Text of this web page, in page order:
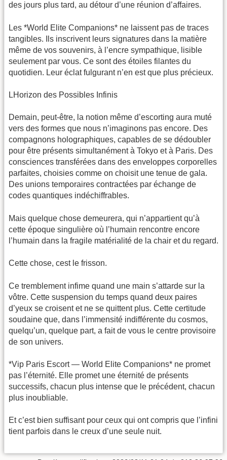
des jours plus tard, au détour d’une réunion d’affaires.
Les *World Elite Companions* ne laissent pas de traces
tangibles. Ils inscrivent leurs signatures dans la matière
même de vos souvenirs, à l’encre sympathique, lisible
seulement par vous. Ce sont des étoiles filantes du
quotidien. Leur éclat fulgurant n’en est que plus précieux.
LHorizon des Possibles Infinis
Demain, peut-être, la notion même d’escorting aura muté
vers des formes que nous n’imaginons pas encore. Des
compagnons holographiques, capables de se dédoubler
pour être présents simultanément à Tokyo et à Paris. Des
consciences transférées dans des enveloppes corporelles
parfaites, choisies comme on choisit une tenue de gala.
Des unions temporaires contractées par échange de
codes quantiques indéchiffrables.
Mais quelque chose demeurera, qui n’appartient qu’à
cette époque singulière où l’humain rencontre encore
l’humain dans la fragile matérialité de la chair et du regard.
Cette chose, cest le frisson.
Ce tremblement infime quand une main s’attarde sur la
vôtre. Cette suspension du temps quand deux paires
d’yeux se croisent et ne se quittent plus. Cette certitude
soudaine que, dans l’immensité indifférente du cosmos,
quelqu’un, quelque part, a fait de vous le centre provisoire
de son univers.
*Vip Paris Escort — World Elite Companions* ne promet
pas l’éternité. Elle promet une éternité de présents
successifs, chacun plus intense que le précédent, chacun
plus inoubliable.
Et c’est bien suffisant pour ceux qui ont compris que l’infini
tient parfois dans le creux d’une seule nuit.